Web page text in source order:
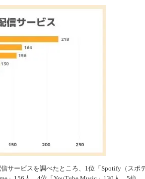
サービスを調べたところ、1位「Spotify（スポ